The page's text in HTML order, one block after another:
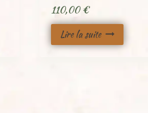
110,00€
Lire la suite